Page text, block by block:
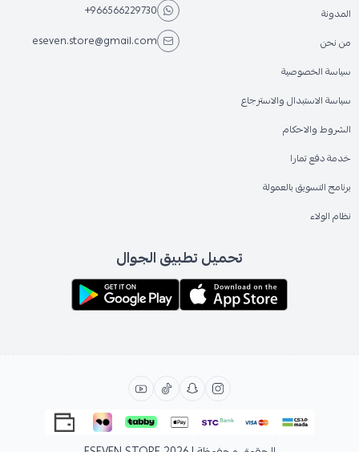
المدونة
من نحن
سياسة الخصوصية
سياسة الاستبدال والاسترجاع
الشروط والاحكام
خدمة دفع تمارا
برنامج التسويق بالعمولة
نظام الولاء
+966566229730
eseven.store@gmail.com
تحميل تطبيق الجوال